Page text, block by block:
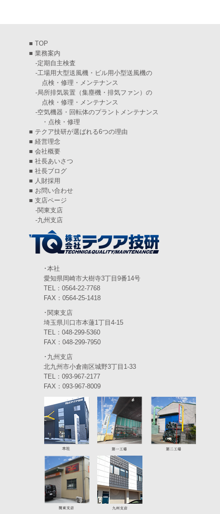
2025年1月(7)
2024年12月(4)
2024年11月(6)
2024年10月(5)
2024年9月(4)
2024年8月(5)
2024年7月(6)
2024年6月 (4)
2024年5月(5)
2024年4月(5)
(6)
2024年2月(4)
(6)
2023年12月(3)
2023年10月(3)
2023年9月(4)
(3)
2023年7月(5)
(5)
(5)
(2)
(6)
2022年12月(5)
■ TOP
■ 業務案内
-定期自主検査
-工場用大型送風機・ビル用小型送風機の
点検・修理・メンテナンス
-局所排気装置（集塵機・排気ファン）の
点検・修理・メンテナンス
-空気機器・回転体のプラントメンテナンス
・点検・修理
■ テクア技研が選ばれる6つの理由
■ 経営理念
■ 会社概要
■ 社長あいさつ
■ 社長ブログ
■ 人財採用
■ お問い合わせ
■ 支店ページ
-関東支店
-九州支店
･本社
愛知県岡崎市大樹寺3丁目9番14号
TEL：0564-22-7768
FAX：0564-25-1418
･関東支店
埼玉県川口市本蓮1丁目4-15
TEL：048-299-5360
FAX：048-299-7950
･九州支店
北九州市小倉南区城野3丁目1-33
TEL：093-967-2177
FAX：093-967-8009